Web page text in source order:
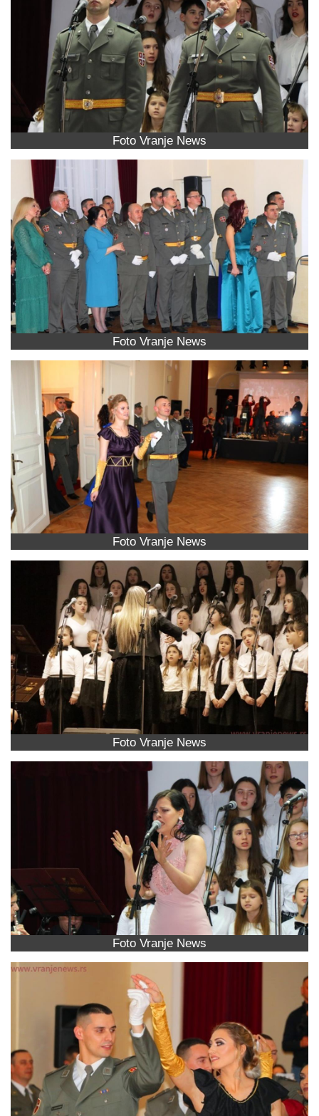
Foto Vranje News
Foto Vranje News
Foto Vranje News
Foto Vranje News
Foto Vranje News